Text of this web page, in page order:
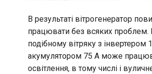
В результаті вітрогенератор
працювати без всяких проблем.
подібному вітряку з інвертером
акумулятором 75 А може
освітлення, в тому числі і